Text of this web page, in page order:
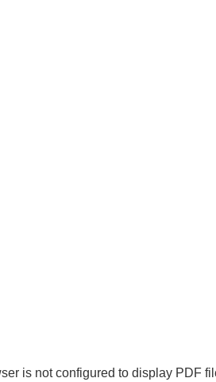
is not configured to display PDF